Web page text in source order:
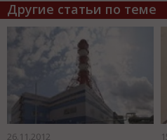
Другие статьи по теме
26.11.2012